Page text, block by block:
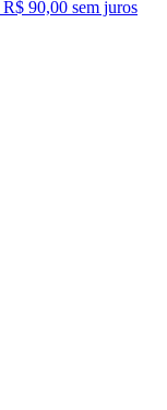
R$ 90,00 sem juros